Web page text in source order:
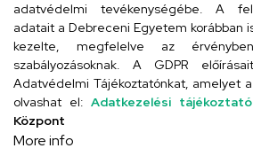
adatvédelmi tevékenységébe. A
adatait a Debreceni Egyetem korábban
kezelte, megfelelve az
szabályozásoknak. A GDPR
Adatvédelmi Tájékoztatónkat, amelyet
olvashat el: Adatkezelési
Központ
More info